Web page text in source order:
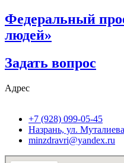
Федеральный
людей»
Задать вопрос
Адрес
+7 (928) 099-05-45
Назрань, ул.
minzdravri@yandex.ru